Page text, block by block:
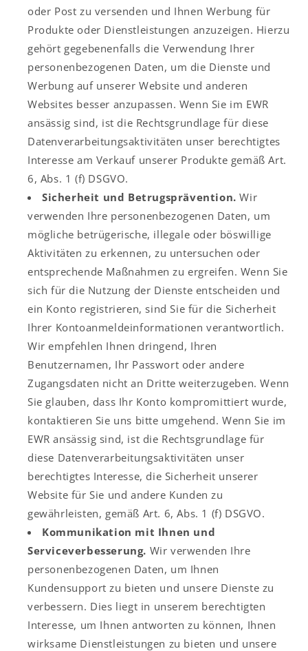
oder Post zu versenden und Ihnen Werbung für
Produkte oder Dienstleistungen anzuzeigen. Hierzu
gehört gegebenenfalls die Verwendung Ihrer
personenbezogenen Daten, um die Dienste und
Werbung auf unserer Website und anderen
Websites besser anzupassen. Wenn Sie im EWR
ansässig sind, ist die Rechtsgrundlage für diese
Datenverarbeitungsaktivitäten unser berechtigtes
Interesse am Verkauf unserer Produkte gemäß Art.
6, Abs. 1 (f) DSGVO.
Sicherheit und Betrugsprävention. Wir
verwenden Ihre personenbezogenen Daten, um
mögliche betrügerische, illegale oder böswillige
Aktivitäten zu erkennen, zu untersuchen oder
entsprechende Maßnahmen zu ergreifen. Wenn Sie
sich für die Nutzung der Dienste entscheiden und
ein Konto registrieren, sind Sie für die Sicherheit
Ihrer Kontoanmeldeinformationen verantwortlich.
Wir empfehlen Ihnen dringend, Ihren
Benutzernamen, Ihr Passwort oder andere
Zugangsdaten nicht an Dritte weiterzugeben. Wenn
Sie glauben, dass Ihr Konto kompromittiert wurde,
kontaktieren Sie uns bitte umgehend. Wenn Sie im
EWR ansässig sind, ist die Rechtsgrundlage für
diese Datenverarbeitungsaktivitäten unser
berechtigtes Interesse, die Sicherheit unserer
Website für Sie und andere Kunden zu
gewährleisten, gemäß Art. 6, Abs. 1 (f) DSGVO.
Kommunikation mit Ihnen und
Serviceverbesserung. Wir verwenden Ihre
personenbezogenen Daten, um Ihnen
Kundensupport zu bieten und unsere Dienste zu
verbessern. Dies liegt in unserem berechtigten
Interesse, um Ihnen antworten zu können, Ihnen
wirksame Dienstleistungen zu bieten und unsere